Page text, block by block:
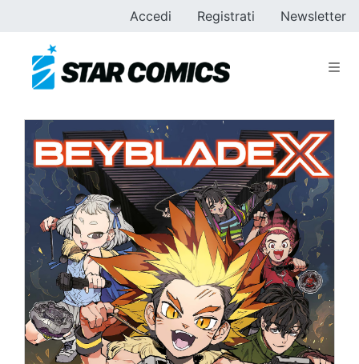
Accedi Registrati Newsletter